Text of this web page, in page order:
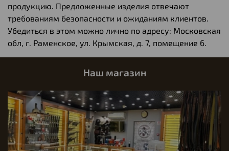
продукцию. Предложенные изделия отвечают
требованиям безопасности и ожиданиям клиентов.
Убедиться в этом можно лично по адресу: Московская
обл, г. Раменское, ул. Крымская, д. 7, помещение 6.
Наш магазин